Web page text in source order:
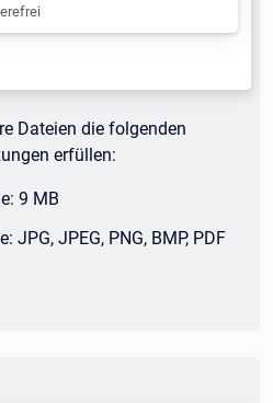
Dateien die folgenden
erfüllen:
9 MB
JPG, JPEG, PNG, BMP, PDF